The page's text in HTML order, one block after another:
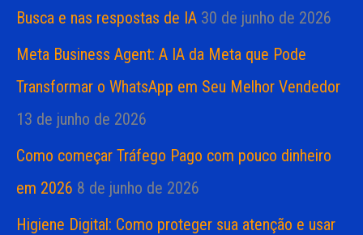
Busca e nas respostas de IA 30 de junho de 2026
Meta Business Agent: A IA da Meta que Pode
Transformar o WhatsApp em Seu Melhor Vendedor
13 de junho de 2026
Como começar Tráfego Pago com pouco dinheiro
em 2026 8 de junho de 2026
Higiene Digital: Como proteger sua atenção e usar